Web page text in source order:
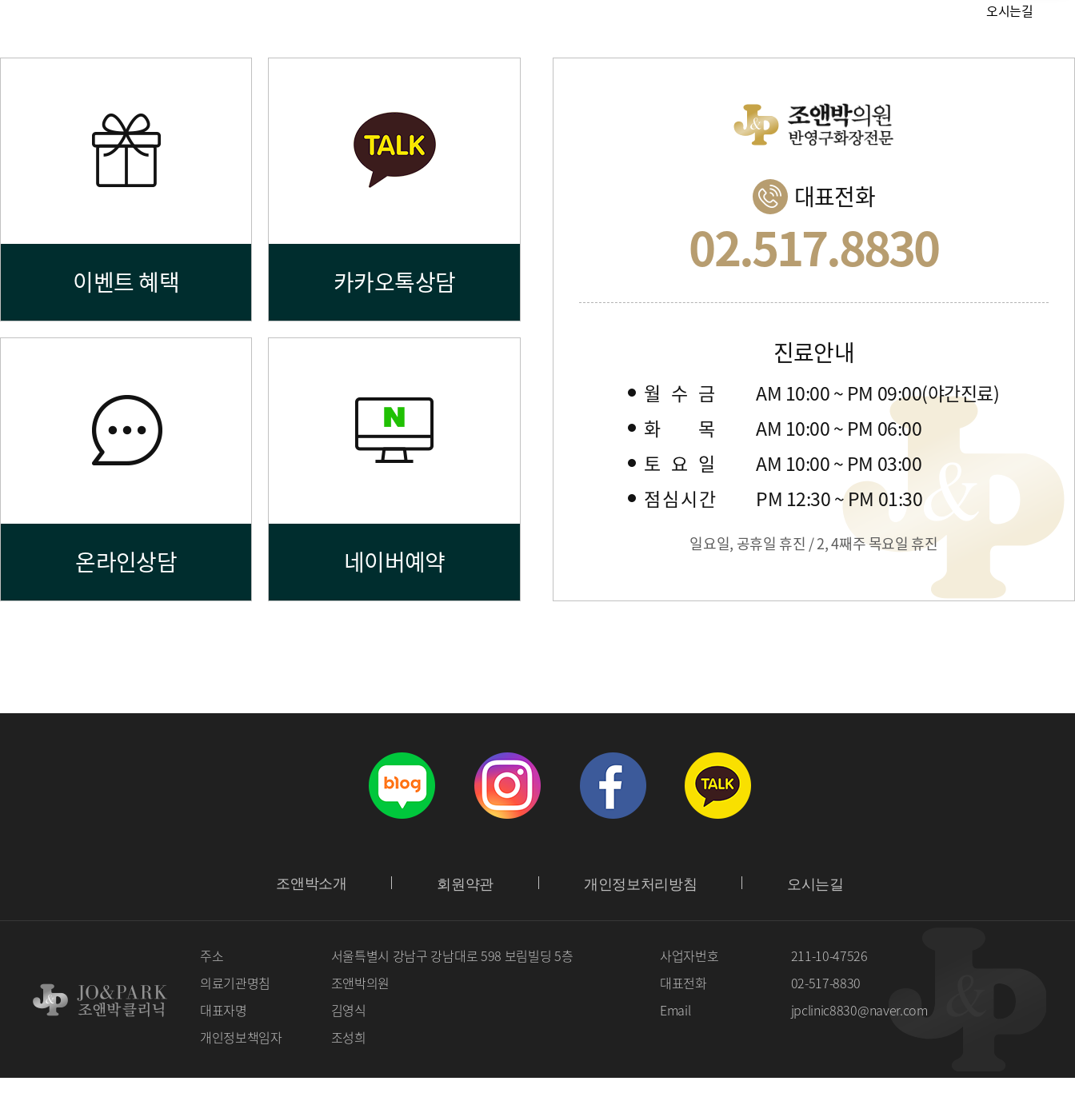
오시는길
이벤트 혜택 카카오톡상담
온라인상담 네이버예약
대표전화
02.517.8830
진료안내
월수금
AM 10:00 ~ PM 09:00(야간진료)
화목
AM 10:00 ~ PM 06:00
토요일
AM 10:00 ~ PM 03:00
점심시간
PM 12:30 ~ PM 01:30
일요일, 공휴일 휴진 / 2, 4째주 목요일 휴진
조앤박소개 회원약관 개인정보처리방침 오시는길
주소 서울특별시 강남구 강남대로 598 보림빌딩 5층 사업자번호
211-10-47526
의료기관명침
조앤박의원 대표전화
02-517-8830
대표자명
김영식 Email
jpclinic8830@naver.com
개인정보책임자
조성희